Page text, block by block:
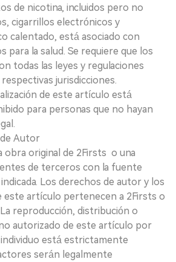
de nicotina, incluidos pero no
cigarrillos electrónicos y
calentado, está asociado con
para la salud. Se requiere que los
todas las leyes y regulaciones
jurisdicciones.
de este artículo está
para personas que no hayan
Autor
obra original de 2Firsts o una
de terceros con la fuente
Los derechos de autor y los
este artículo pertenecen a 2Firsts o
reproducción, distribución o
autorizado de este artículo por
está estrictamente
serán legalmente